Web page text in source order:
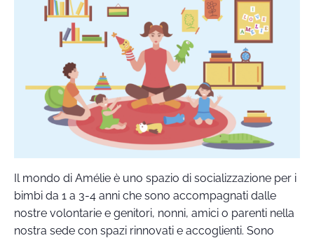
Il mondo di Amélie è uno spazio di socializzazione per i
bimbi da 1 a 3-4 anni che sono accompagnati dalle
nostre volontarie e genitori, nonni, amici o parenti nella
nostra sede con spazi rinnovati e accoglienti. Sono